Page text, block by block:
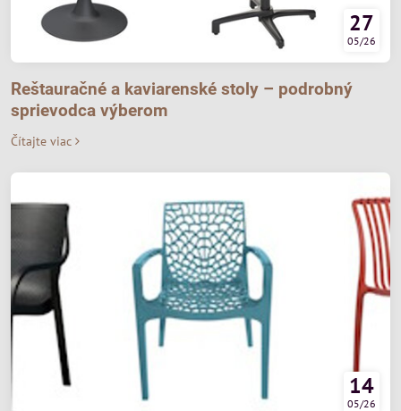
27
05/26
Reštauračné a kaviarenské stoly – podrobný
sprievodca výberom
Čítajte viac
14
05/26